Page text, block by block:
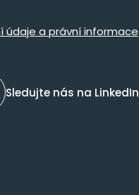
údaje a právní informace
Sledujte nás na LinkedIn